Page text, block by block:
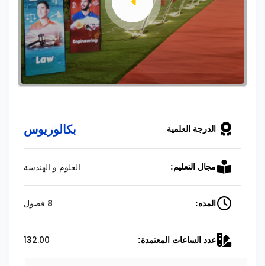
الدرجة العلمية بكالوريوس
مجال التعليم: العلوم و الهندسة
المده: 8 فصول
عدد الساعات المعتمدة: 132.00